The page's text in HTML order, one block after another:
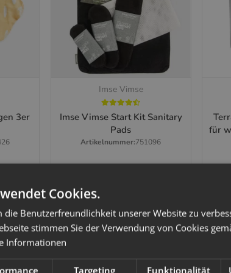
3er
Schnellkauf
Imse Vimse
Imse Vimse Start Kit Sanitary
Pads
Artikelnummer:751096
Zum Artikel
für
bitte
Cookies.
die Benutzerfreundlichkeit unserer Website zu
stimmen Sie der Verwendung von Cookies
Informationen
Targeting Funktionalität